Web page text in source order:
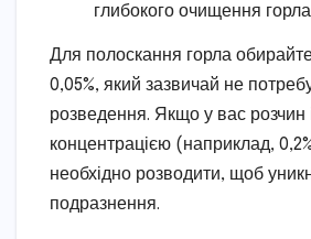
глибокого очищення
Для полоскання горла
0,05%, який зазвичай не
розведення. Якщо у вас
концентрацією (наприклад,
необхідно розводити, щоб
подразнення.